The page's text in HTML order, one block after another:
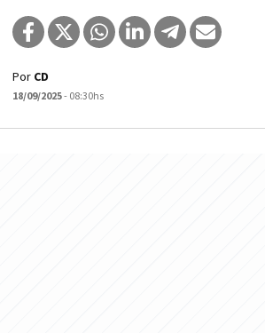
Por CD
18/09/2025- 08:30hs